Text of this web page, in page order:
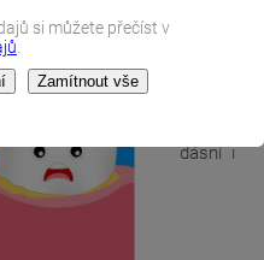
si můžete přečíst v
dásní i